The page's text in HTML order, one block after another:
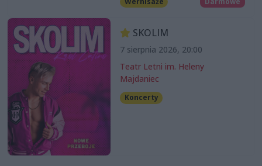
SKOLIM
7 sierpnia 2026, 20:00
Teatr Letni im. Heleny
Majdaniec
Koncerty